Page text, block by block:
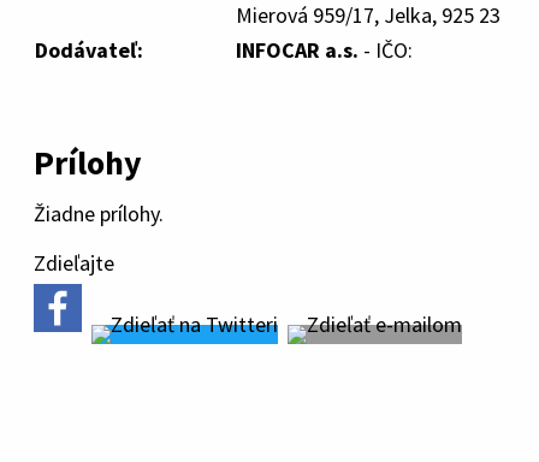
Mierová 959/17, Jelka, 925 23
Dodávateľ:
INFOCAR a.s. - IČO:
Prílohy
Žiadne prílohy.
Zdieľajte